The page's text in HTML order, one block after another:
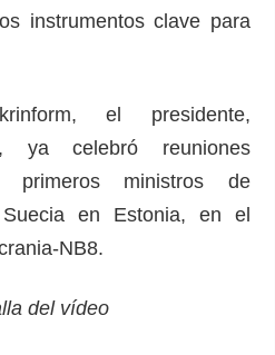
instrumentos clave para
el presidente,
ya celebró reuniones
primeros ministros de
en Estonia, en el
NB8.
del vídeo